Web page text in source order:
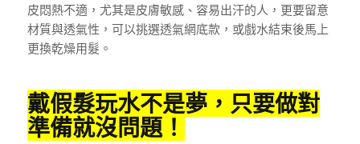
皮悶熱不適，尤其是皮膚敏感、容易出汗的人，更要留意
材質與透氣性，可以挑選透氣網底款，或戲水結束後馬上
更換乾燥用髮。
戴假髮玩水不是夢，只要做對
準備就沒問題！